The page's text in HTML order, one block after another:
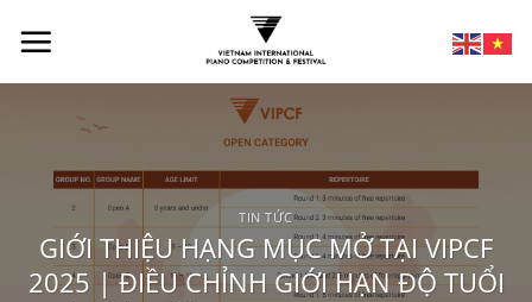
TIN TỨC
GIỚI THIỆU HẠNG MỤC MỞ TẠI VIPCF
2025 | ĐIỀU CHỈNH GIỚI HẠN ĐỘ TUỔI